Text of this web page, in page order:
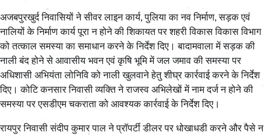
अजबपुरखुर्द निवासियों ने सीवर लाइन कार्य, पुलिया का नव निर्माण, सड़क एवं
नालियों के निर्माण कार्य पूरा न होने की शिकायत पर शहरी विकास विकास विभाग
को तत्काल समस्या का समाधान करने के निर्देश दिए। बादामवाला में सड़क की
नाली बंद होने से आवासीय भवन एवं कृषि भूमि में जल जमाव की समस्या पर
अधिशासी अभियंता लोनिवि को नाली खुलवाने हेतु शीघ्र कार्रवाई करने के निर्देश
दिए। कोटि कनसार निवासी व्यक्ति ने राजस्व अभिलेखों में नाम दर्ज न होने की
समस्या पर एसडीएम चकराता को आवश्यक कार्रवाई के निर्देश दिए।
रायपुर निवासी संदीप कुमार पाल ने प्रॉपर्टी डीलर पर धोखाधडी करने और पैसे न